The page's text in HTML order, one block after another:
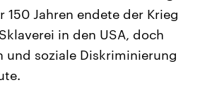
6.
neuen
Koalition aus
Hintergründe
Wirtschaftlich und
gehören die Vereinigten
den mächtigsten Ländern
mit großem Einfluss auf
150 Jahren endete der Krieg
in den USA, doch
und soziale Diskriminierung